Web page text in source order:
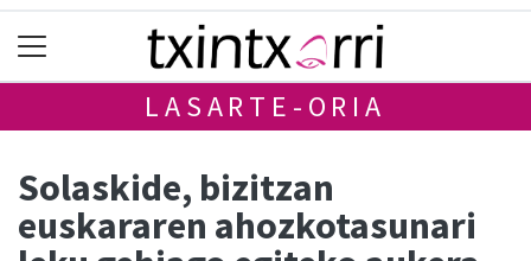
LASARTE-ORIA
Solaskide, bizitzan
euskararen ahozkotasunari